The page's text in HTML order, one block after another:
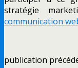
stratégie
communication
publication